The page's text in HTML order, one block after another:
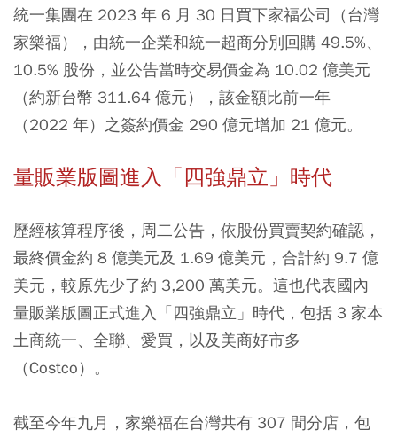
統一集團在 2023 年 6 月 30 日買下家福公司（台灣
家樂福），由統一企業和統一超商分別回購 49.5%、
10.5% 股份，並公告當時交易價金為 10.02 億美元
（約新台幣 311.64 億元），該金額比前一年
（2022 年）之簽約價金 290 億元增加 21 億元。
量販業版圖進入「四強鼎立」時代
歷經核算程序後，周二公告，依股份買賣契約確認，
最終價金約 8 億美元及 1.69 億美元，合計約 9.7 億
美元，較原先少了約 3,200 萬美元。這也代表國內
量販業版圖正式進入「四強鼎立」時代，包括 3 家本
土商統一、全聯、愛買，以及美商好市多
（Costco）。
截至今年九月，家樂福在台灣共有 307 間分店，包